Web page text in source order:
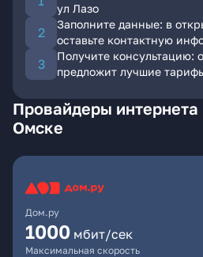
ул Лазо
Заполните данные: в
оставьте контактную
Получите консультацию:
предложит лучшие
Провайдеры интернета
Омске
Дом.ру
1000 мбит/сек
Максимальная скорость